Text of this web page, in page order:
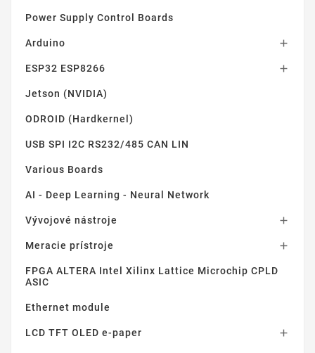
Power Supply Control Boards
Arduino 
ESP32 ESP8266 
Jetson (NVIDIA)
ODROID (Hardkernel)
USB SPI I2C RS232/485 CAN LIN
Various Boards
AI - Deep Learning - Neural Network
Vývojové nástroje 
Meracie prístroje 
FPGA ALTERA Intel Xilinx Lattice Microchip CPLD
ASIC
Ethernet module
LCD TFT OLED e-paper 